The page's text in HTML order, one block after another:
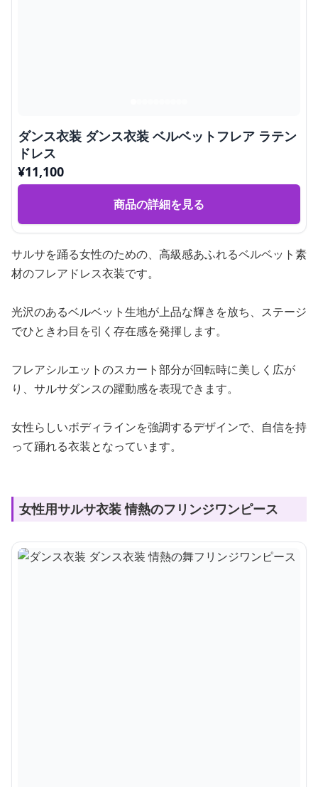
ダンス衣装 ダンス衣装 ベルベットフレア ラテン
ドレス
¥11,100
商品の詳細を見る
サルサを踊る女性のための、高級感あふれるベルベット素
材のフレアドレス衣装です。
光沢のあるベルベット生地が上品な輝きを放ち、ステージ
でひときわ目を引く存在感を発揮します。
フレアシルエットのスカート部分が回転時に美しく広が
り、サルサダンスの躍動感を表現できます。
女性らしいボディラインを強調するデザインで、自信を持
って踊れる衣装となっています。
女性用サルサ衣装 情熱のフリンジワンピース